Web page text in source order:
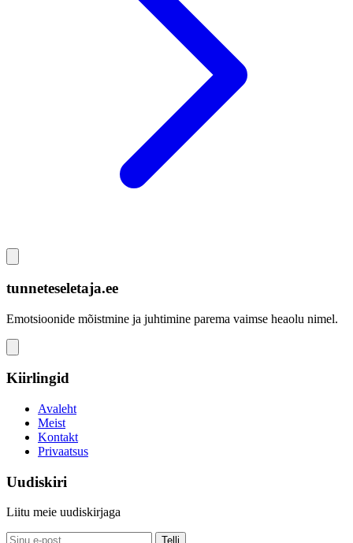
tunneteseletaja.ee
Emotsioonide mõistmine ja juhtimine parema vaimse heaolu nimel.
Kiirlingid
Avaleht
Meist
Kontakt
Privaatsus
Uudiskiri
Liitu meie uudiskirjaga
Telli